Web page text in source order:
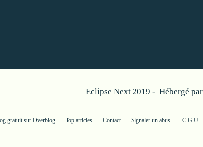
Eclipse Next 2019 - Hébergé par
gratuit sur Overblog Top articles Contact Signaler un abus C.G.U.